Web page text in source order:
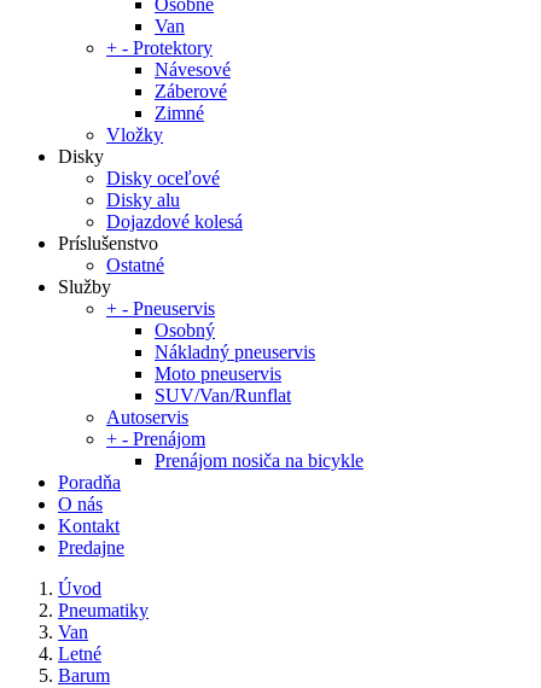
Osobné
Van
+ - Protektory
Návesové
Záberové
Zimné
Vložky
Disky
Disky oceľové
Disky alu
Dojazdové kolesá
Príslušenstvo
Ostatné
Služby
+ - Pneuservis
Osobný
Nákladný pneuservis
Moto pneuservis
SUV/Van/Runflat
Autoservis
+ - Prenájom
Prenájom nosiča na bicykle
Poradňa
O nás
Kontakt
Predajne
Úvod
Pneumatiky
Van
Letné
Barum